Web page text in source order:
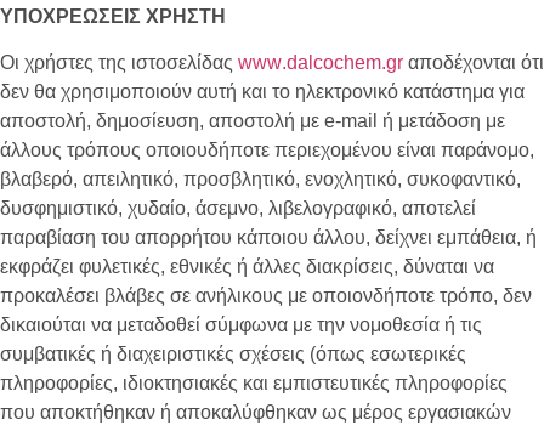
ΥΠΟΧΡΕΩΣΕΙΣ ΧΡΗΣΤΗ
Οι χρήστες της ιστοσελίδας www.dalcochem.gr αποδέχονται ότι
δεν θα χρησιμοποιούν αυτή και το ηλεκτρονικό κατάστημα για
αποστολή, δημοσίευση, αποστολή με e-mail ή μετάδοση με
άλλους τρόπους οποιουδήποτε περιεχομένου είναι παράνομο,
βλαβερό, απειλητικό, προσβλητικό, ενοχλητικό, συκοφαντικό,
δυσφημιστικό, χυδαίο, άσεμνο, λιβελογραφικό, αποτελεί
παραβίαση του απορρήτου κάποιου άλλου, δείχνει εμπάθεια, ή
εκφράζει φυλετικές, εθνικές ή άλλες διακρίσεις, δύναται να
προκαλέσει βλάβες σε ανήλικους με οποιονδήποτε τρόπο, δεν
δικαιούται να μεταδοθεί σύμφωνα με την νομοθεσία ή τις
συμβατικές ή διαχειριστικές σχέσεις (όπως εσωτερικές
πληροφορίες, ιδιοκτησιακές και εμπιστευτικές πληροφορίες
που αποκτήθηκαν ή αποκαλύφθηκαν ως μέρος εργασιακών